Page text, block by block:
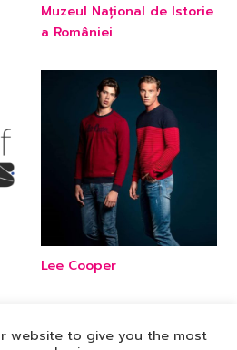
Muzeul Național de Istorie
a României
Lee Cooper
website to give you the most